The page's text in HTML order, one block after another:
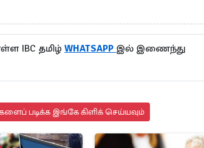
IBC தமிழ் WHATSAPP இல் இணைந்து
படிக்க இங்கே கிளிக் செய்யவும்